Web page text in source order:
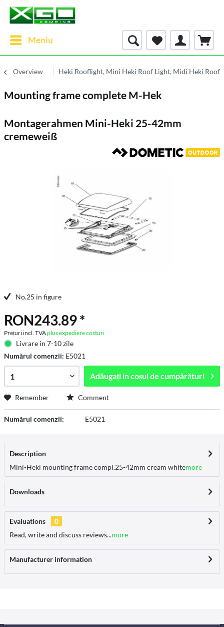
Meniu
Overview Heki Rooflight, Mini Heki Roof Light, Midi Heki
Mounting frame complete M-Hek
Montagerahmen Mini-Heki 25-42mm
cremeweiß
No.25 in figure
RON243.89 *
Prețuri incl. TVAplus expediere costuri
Livrare in 7-10 zile
Numărul comenzii: E5021
Adăugați incoșul de cumpărături
Remember Comment
Numărul comenzii: E5021
Description
Mini-Heki mounting frame compl.25-42mm cream whitemore
Downloads
Evaluations
0
Read, write and discuss reviews...more
Manufacturer information